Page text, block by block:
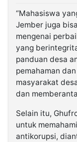
“Mahasiswa
Jember juga
mengenai
yang
panduan desa
pemahaman
masyarakat
dan
Selain itu,
untuk
antikorupsi,